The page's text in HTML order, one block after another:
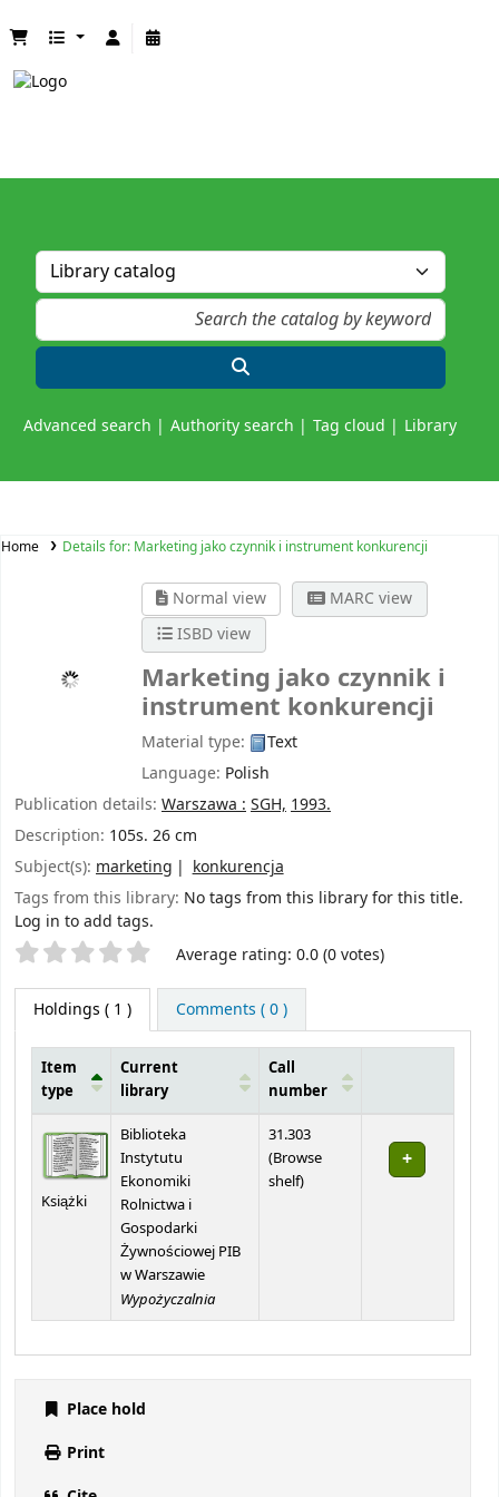
Advanced search Authority search Tag cloud Library
Home Details for: Marketing jako czynnik i instrument konkurencji
Normal view
MARC view
ISBD view
Marketing jako czynnik i
instrument konkurencji
Material type:
Text
Language: Polish
Publication details: Warszawa : SGH, 1993.
Description: 105s. 26 cm
Subject(s): marketing
konkurencja
Tags from this library: No tags from this library for this title.
Log in to add tags.
Star ratings Average rating: 0.0 (0 votes)
Holdings ( 1 ) Comments ( 0 )
Item
type
Current
library
Call
number
Książki
Biblioteka
Instytutu
Ekonomiki
Rolnictwa i
Gospodarki
Żywnościowej PIB
w Warszawie
Wypożyczalnia
31.303
(Browse
shelf(Opens below)
)
Place hold
Print